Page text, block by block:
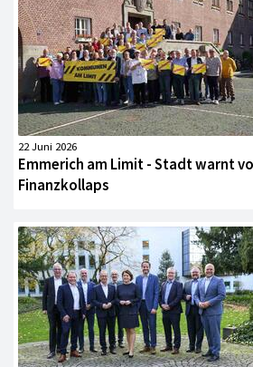
22 Juni 2026
Emmerich am Limit - Stadt warnt
Finanzkollaps